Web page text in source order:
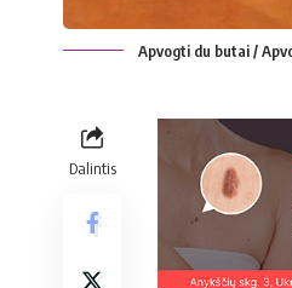
Apvogti du butai /
Dalintis